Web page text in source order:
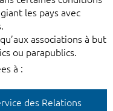
les pays avec
associations à but
ou parapublics.
à :
des Relations